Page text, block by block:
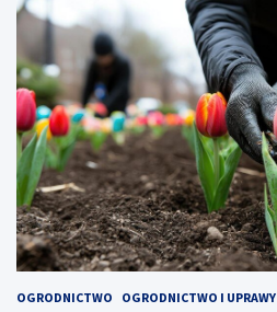
OGRODNICTWO OGRODNICTWO I UPRAWY